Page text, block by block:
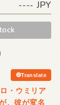
---- JPY
Translate
・ウミリア
、彼が変名